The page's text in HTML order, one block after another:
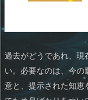
過去がどうであれ、現
い。必要なのは、今
意と、提示された知